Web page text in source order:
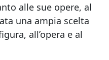
alle sue opere, al
una ampia scelta
all’opera e al